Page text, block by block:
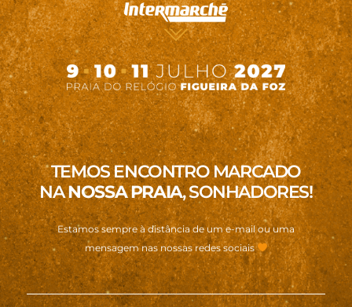
TEMOS ENCONTRO MARCADO
NANOSSA PRAIA, SONHADORES!
Estamos sempre à distância de um e-mail ou uma
mensagem nas nossas redes sociais